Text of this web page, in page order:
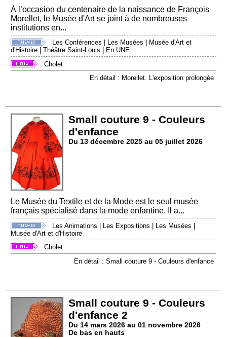
À l’occasion du centenaire de la naissance de François
Morellet, le Musée d'Art se joint à de nombreuses
institutions en...
Les Conférences Les Musées
Musée d'Art et
d'Histoire |Théâtre Saint-Louis
En UNE
Cholet
En détail : Morellet. L'exposition prolongée
Small couture 9 - Couleurs
d'enfance
Du 13 décembre 2025 au 05 juillet 2026
Le Musée du Textile et de la Mode est le seul musée
français spécialisé dans la mode enfantine. Il a...
Les Animations Les Expositions Les Musées
Musée d'Art et d'Histoire
Cholet
En détail : Small couture 9 - Couleurs d'enfance
Small couture 9 - Couleurs
d'enfance 2
Du 14 mars 2026 au 01 novembre 2026
De bas en hauts